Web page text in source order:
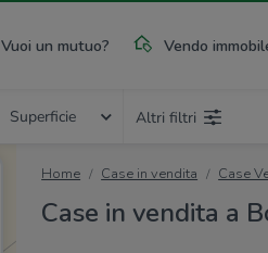
Vuoi un mutuo? Vendo
Superficie Altri filtri
Home Case in vendita Case
Case in vendita a